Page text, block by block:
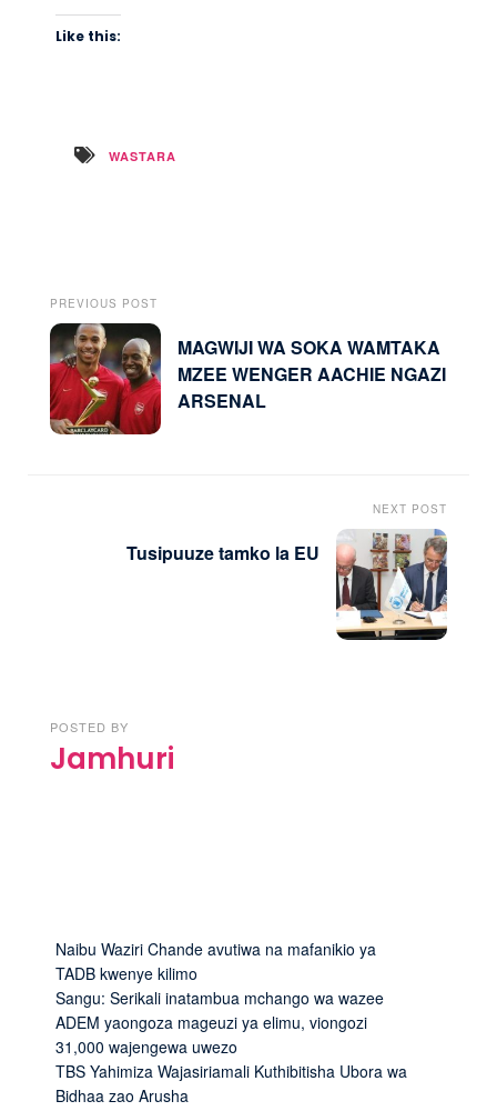
Like this:
WASTARA
PREVIOUS POST
MAGWIJI WA SOKA WAMTAKA
MZEE WENGER AACHIE NGAZI
ARSENAL
NEXT POST
Tusipuuze tamko la EU
POSTED BY
Jamhuri
Naibu Waziri Chande avutiwa na mafanikio ya
TADB kwenye kilimo
Sangu: Serikali inatambua mchango wa wazee
ADEM yaongoza mageuzi ya elimu, viongozi
31,000 wajengewa uwezo
TBS Yahimiza Wajasiriamali Kuthibitisha Ubora wa
Bidhaa zao Arusha